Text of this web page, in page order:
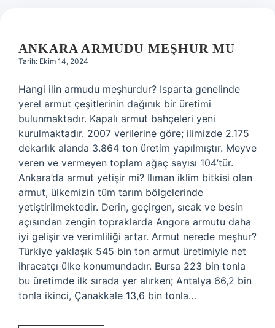
ANKARA ARMUDU MEŞHUR MU
Tarih: Ekim 14, 2024
Hangi ilin armudu meşhurdur? Isparta genelinde
yerel armut çeşitlerinin dağınık bir üretimi
bulunmaktadır. Kapalı armut bahçeleri yeni
kurulmaktadır. 2007 verilerine göre; ilimizde 2.175
dekarlık alanda 3.864 ton üretim yapılmıştır. Meyve
veren ve vermeyen toplam ağaç sayısı 104’tür.
Ankara’da armut yetişir mi? Ilıman iklim bitkisi olan
armut, ülkemizin tüm tarım bölgelerinde
yetiştirilmektedir. Derin, geçirgen, sıcak ve besin
açısından zengin topraklarda Angora armutu daha
iyi gelişir ve verimliliği artar. Armut nerede meşhur?
Türkiye yaklaşık 545 bin ton armut üretimiyle net
ihracatçı ülke konumundadır. Bursa 223 bin tonla
bu üretimde ilk sırada yer alırken; Antalya 66,2 bin
tonla ikinci, Çanakkale 13,6 bin tonla…